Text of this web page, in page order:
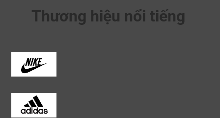
Thương hiệu nổi tiếng